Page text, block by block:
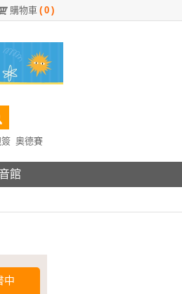
購物車 ( 0 )
奧德賽
館
中